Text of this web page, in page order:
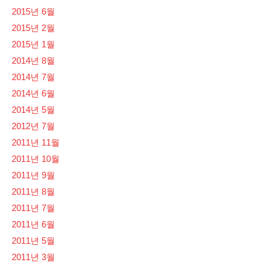
2015년 6월
2015년 2월
2015년 1월
2014년 8월
2014년 7월
2014년 6월
2014년 5월
2012년 7월
2011년 11월
2011년 10월
2011년 9월
2011년 8월
2011년 7월
2011년 6월
2011년 5월
2011년 3월